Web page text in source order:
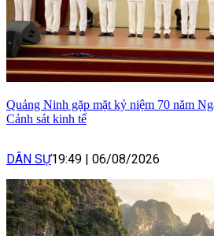
Quảng Ninh gặp mặt kỷ niệm 70 năm
Cảnh sát kinh tế
DÂN SỰ19:49 | 06/08/2026